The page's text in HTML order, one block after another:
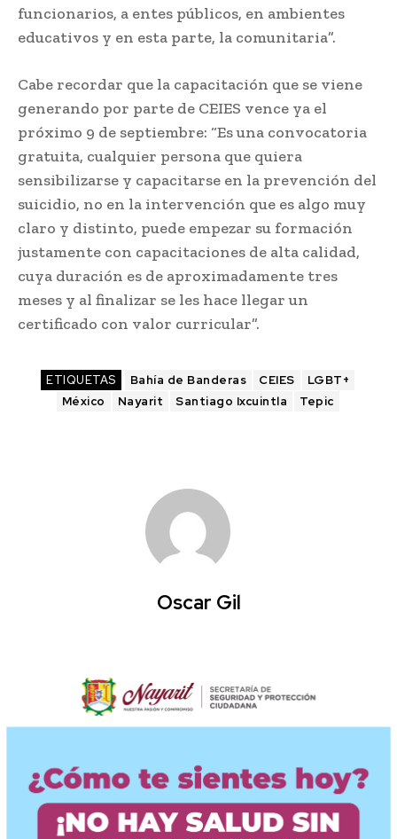
funcionarios, a entes públicos, en ambientes
educativos y en esta parte, la comunitaria”.
Cabe recordar que la capacitación que se viene
generando por parte de CEIES vence ya el
próximo 9 de septiembre: “Es una convocatoria
gratuita, cualquier persona que quiera
sensibilizarse y capacitarse en la prevención del
suicidio, no en la intervención que es algo muy
claro y distinto, puede empezar su formación
justamente con capacitaciones de alta calidad,
cuya duración es de aproximadamente tres
meses y al finalizar se les hace llegar un
certificado con valor curricular”.
ETIQUETAS Bahía de Banderas CEIES
LGBT+
México
Nayarit Santiago Ixcuintla Tepic
Oscar Gil